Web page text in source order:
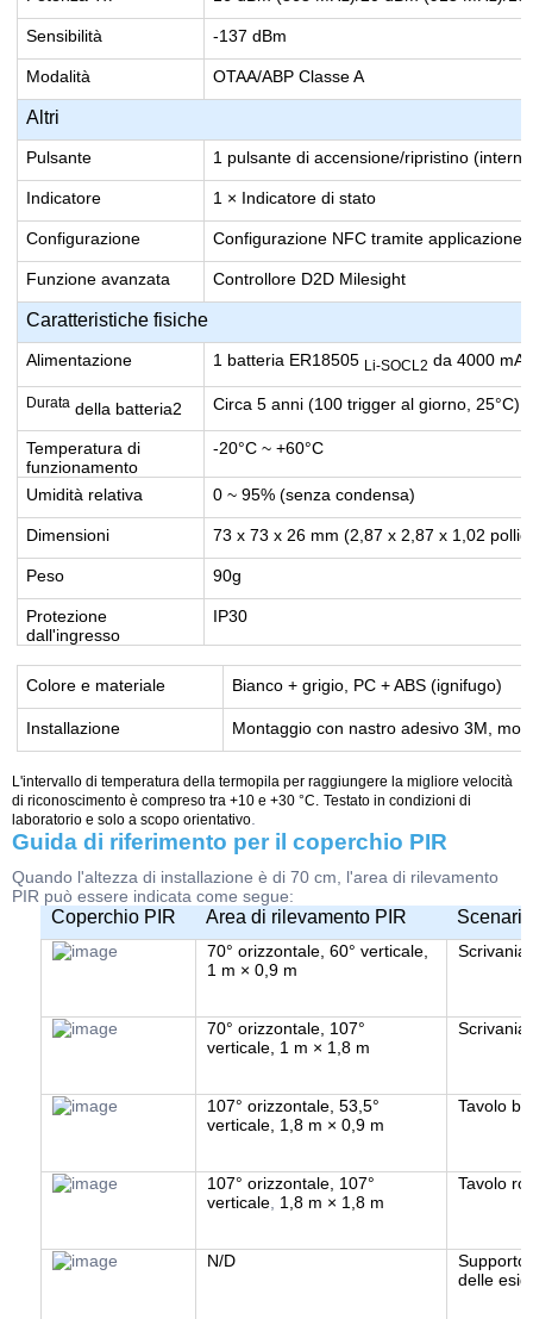
Sensibilità -137 dBm
Modalità OTAA/ABP Classe A
Altri
Pulsante 1 pulsante di accensione/ripristino
Indicatore 1 × Indicatore di stato
Configurazione Configurazione NFC tramite applicazione
Funzione avanzata Controllore D2D Milesight
Caratteristiche fisiche
Alimentazione 1 batteria ER18505 Li-SOCL2 da 4000 mAh
Duratadella batteria2 Circa 5 anni (100 trigger al giorno, 25°C)
Temperatura di
funzionamento
-20°C ~ +60°C
Umidità relativa 0 ~ 95% (senza condensa)
Dimensioni 73 x 73 x 26 mm (2,87 x 2,87 x 1,02
Peso 90g
Protezione
dall'ingresso
IP30
Colore e materiale Bianco + grigio, PC + ABS (ignifugo)
Installazione Montaggio con nastro adesivo 3M,
L'intervallo di temperatura della termopila per raggiungere la migliore velocità
di riconoscimento è compreso tra +10 e +30 °C. Testato in condizioni di
laboratorio e solo a scopo orientativo.
Guida di riferimento per il coperchio PIR
Quando l'altezza di installazione è di 70 cm, l'area di rilevamento
PIR può essere indicata come segue:
Coperchio PIR Area di rilevamento PIR
70° orizzontale, 60° verticale,
1 m × 0,9 m
Scrivania
70° orizzontale, 107°
verticale, 1 m × 1,8 m
Scrivania
107° orizzontale, 53,5°
verticale, 1,8 m × 0,9 m
Tavolo
107° orizzontale, 107°
verticale, 1,8 m × 1,8 m
Tavolo
N/D
Supporto
delle